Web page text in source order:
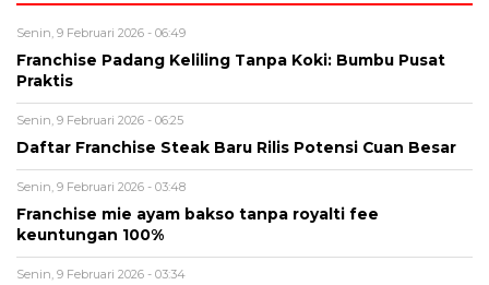
Senin, 9 Februari 2026 - 06:49
Franchise Padang Keliling Tanpa Koki: Bumbu Pusat
Praktis
Senin, 9 Februari 2026 - 06:25
Daftar Franchise Steak Baru Rilis Potensi Cuan Besar
Senin, 9 Februari 2026 - 03:48
Franchise mie ayam bakso tanpa royalti fee
keuntungan 100%
Senin, 9 Februari 2026 - 03:34